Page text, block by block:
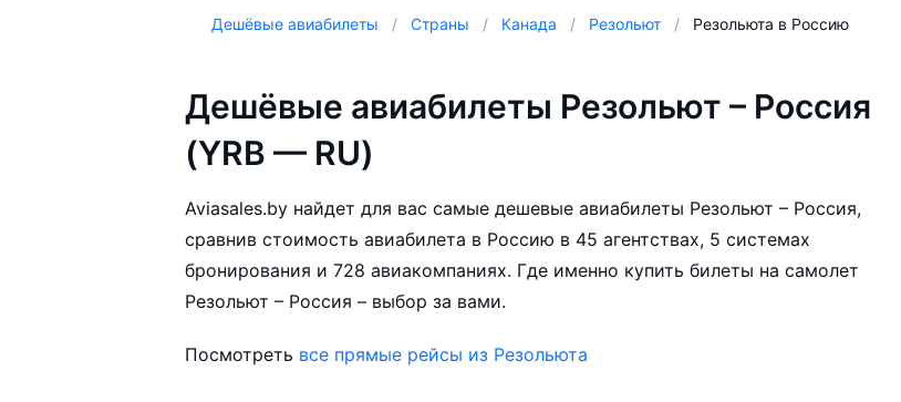
Дешёвые авиабилеты Страны Канада Резольют Резольюта в Россию
Дешёвые авиабилеты Резольют – Россия
(YRB — RU)
Aviasales.by найдет для вас самые дешевые авиабилеты Резольют – Россия,
сравнив стоимость авиабилета в Россию в 45 агентствах, 5 системах
бронирования и 728 авиакомпаниях. Где именно купить билеты на самолет
Резольют – Россия – выбор за вами.
Посмотреть все прямые рейсы из Резольюта